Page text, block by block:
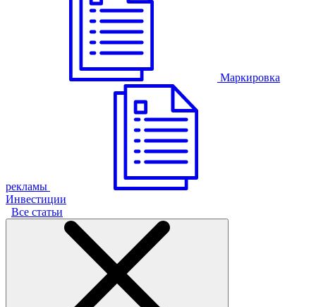
Маркировка
рекламы
Инвестиции
Все статьи